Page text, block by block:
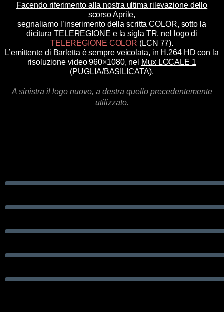
Facendo riferimento alla nostra ultima rilevazione dello
scorso Aprile,
segnaliamo l’inserimento della scritta COLOR, sotto la
dicitura TELEREGIONE e la sigla TR, nel logo di
TELEREGIONE COLOR (LCN 77).
L’emittente di Barletta è sempre veicolata, in H.264 HD con la
risoluzione video 960×1080, nel Mux LOCALE 1
(PUGLIA/BASILICATA).
A sinistra il logo nuovo, a destra quello precedentemente
utilizzato.